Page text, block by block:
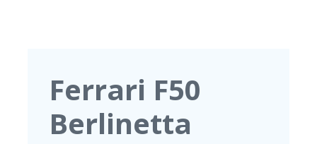
Ferrari F50
Berlinetta